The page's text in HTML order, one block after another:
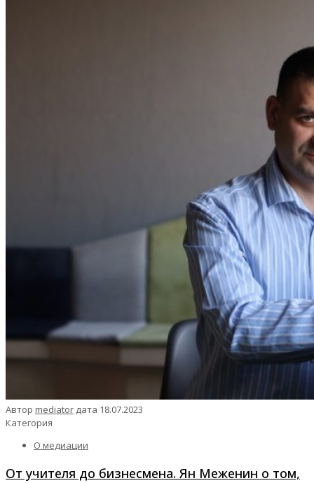
Автор mediator дата 18.07.2023
Категория
О медиации
От учителя до бизнесмена. Ян Меженин о том,